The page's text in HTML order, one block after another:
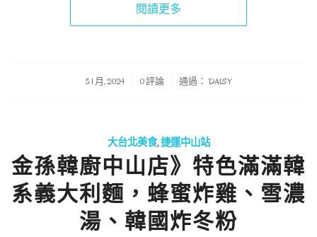
閱讀更多
5 1 月, 2024
/ 0 評論 通過： DAISY
大台北美食,捷運中山站
金孫韓廚中山店》特色滿滿韓
系義大利麵，蜂蜜炸雞、雪濃
湯、韓國炸冬粉